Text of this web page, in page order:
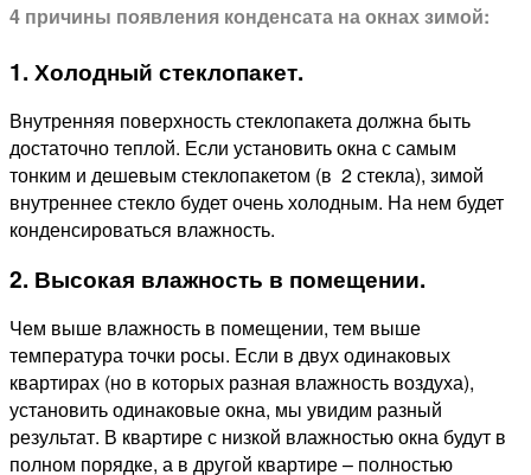
4 причины появления конденсата на окнах зимой:
1. Холодный стеклопакет.
Внутренняя поверхность стеклопакета должна быть
достаточно теплой. Если установить окна с самым
тонким и дешевым стеклопакетом (в 2 стекла), зимой
внутреннее стекло будет очень холодным. На нем будет
конденсироваться влажность.
2. Высокая влажность в помещении.
Чем выше влажность в помещении, тем выше
температура точки росы. Если в двух одинаковых
квартирах (но в которых разная влажность воздуха),
установить одинаковые окна, мы увидим разный
результат. В квартире с низкой влажностью окна будут в
полном порядке, а в другой квартире – полностью